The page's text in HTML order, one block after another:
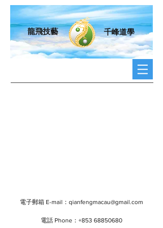
龍飛技藝 千峰道學
電子郵箱 E-mail： qianfengmacau@gmail.com
電話 Phone：+853 68850680